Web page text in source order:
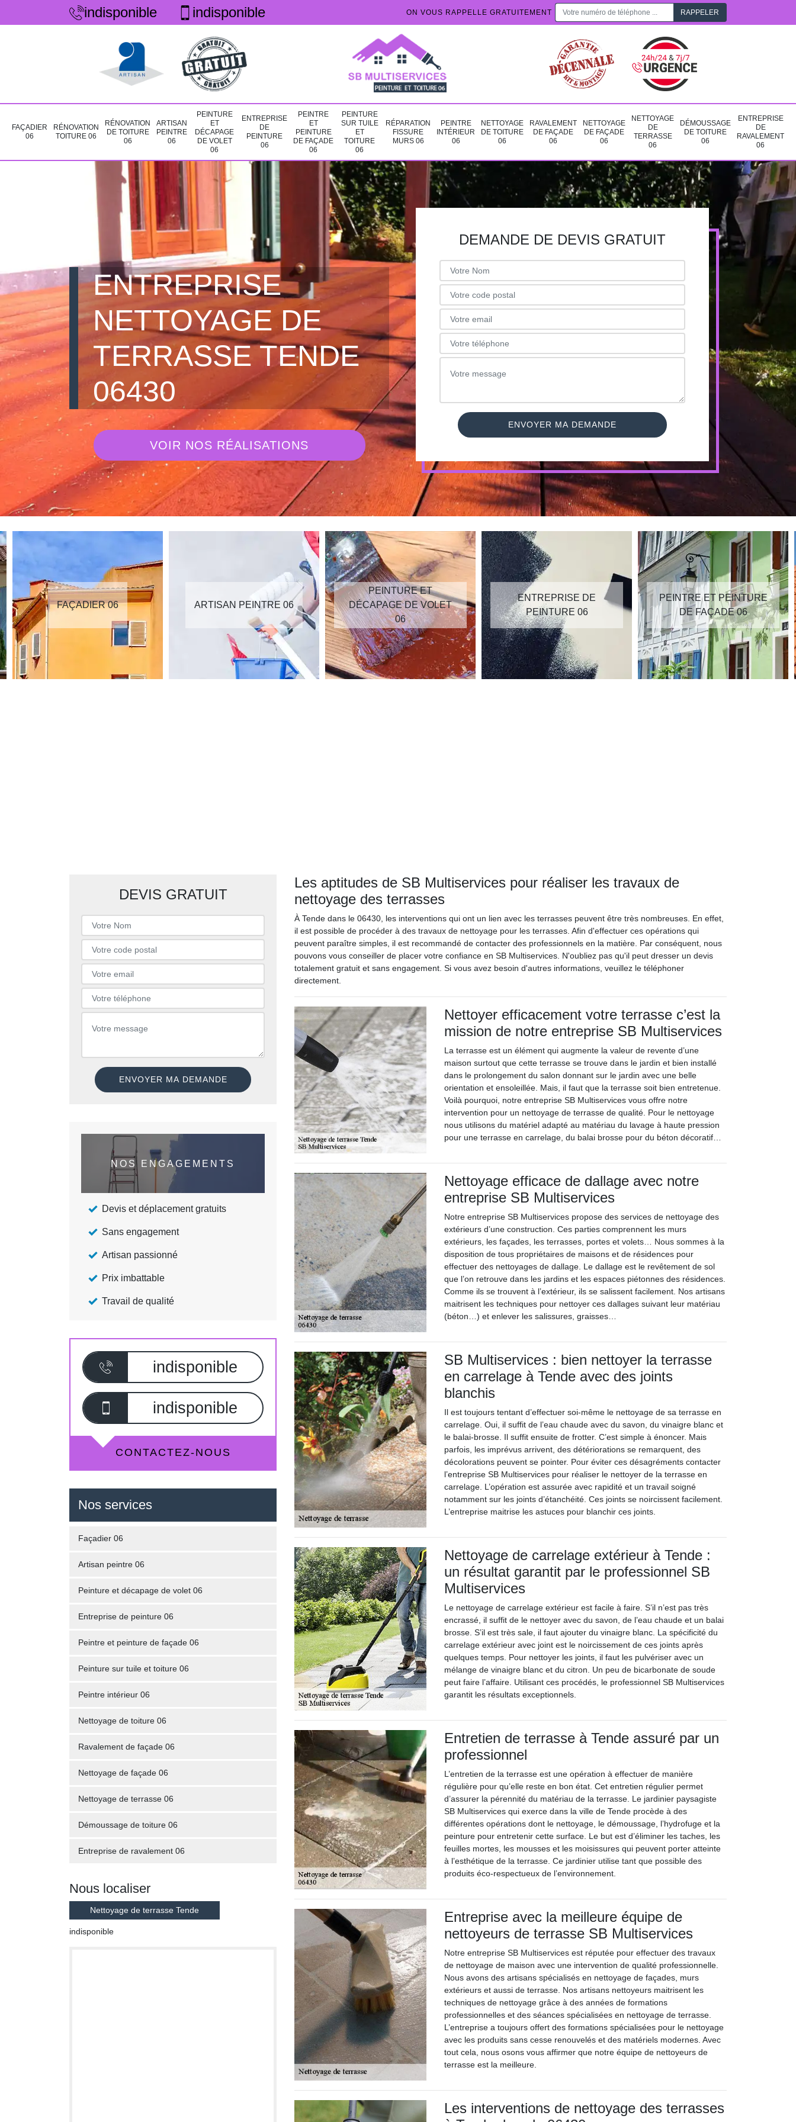
indisponible indisponible ON VOUS RAPPELLE GRATUITEMENT
FAÇADIER
06
RÉNOVATION
TOITURE 06
RÉNOVATION
DE TOITURE
06
ARTISAN
PEINTRE
06
PEINTURE
ET
DÉCAPAGE
DE VOLET
06
ENTREPRISE
DE
PEINTURE
06
PEINTRE
ET
PEINTURE
DE FAÇADE
06
PEINTURE
SUR TUILE
ET
TOITURE
06
RÉPARATION
FISSURE
MURS 06
PEINTRE
INTÉRIEUR
06
NETTOYAGE
DE TOITURE
06
RAVALEMENT
DE FAÇADE
06
NETTOYAGE
DE FAÇADE
06
NETTOYAGE
DE
TERRASSE
06
DÉMOUSSAGE
DE TOITURE
06
ENTREPRISE
DE
RAVALEMENT
06
ENTREPRISE
NETTOYAGE DE
TERRASSE TENDE
06430
VOIR NOS RÉALISATIONS
DEMANDE DE DEVIS GRATUIT
FAÇADIER 06 ARTISAN PEINTRE 06
PEINTURE ET
DÉCAPAGE DE VOLET
06
ENTREPRISE DE
PEINTURE 06
PEINTRE ET PEINTURE
DE FAÇADE 06
DEVIS GRATUIT
NOS ENGAGEMENTS
Devis et déplacement gratuits
Sans engagement
Artisan passionné
Prix imbattable
Travail de qualité
indisponible
indisponible
CONTACTEZ-NOUS
Nos services
Façadier 06
Artisan peintre 06
Peinture et décapage de volet 06
Entreprise de peinture 06
Peintre et peinture de façade 06
Peinture sur tuile et toiture 06
Peintre intérieur 06
Nettoyage de toiture 06
Ravalement de façade 06
Nettoyage de façade 06
Nettoyage de terrasse 06
Démoussage de toiture 06
Entreprise de ravalement 06
Nous localiser
Nettoyage de terrasse Tende
indisponible
Les aptitudes de SB Multiservices pour réaliser les travaux de
nettoyage des terrasses
À Tende dans le 06430, les interventions qui ont un lien avec les terrasses peuvent être très nombreuses. En effet,
il est possible de procéder à des travaux de nettoyage pour les terrasses. Afin d'effectuer ces opérations qui
peuvent paraître simples, il est recommandé de contacter des professionnels en la matière. Par conséquent, nous
pouvons vous conseiller de placer votre confiance en SB Multiservices. N'oubliez pas qu'il peut dresser un devis
totalement gratuit et sans engagement. Si vous avez besoin d'autres informations, veuillez le téléphoner
directement.
Nettoyer efficacement votre terrasse c’est la
mission de notre entreprise SB Multiservices
La terrasse est un élément qui augmente la valeur de revente d’une
maison surtout que cette terrasse se trouve dans le jardin et bien installé
dans le prolongement du salon donnant sur le jardin avec une belle
orientation et ensoleillée. Mais, il faut que la terrasse soit bien entretenue.
Voilà pourquoi, notre entreprise SB Multiservices vous offre notre
intervention pour un nettoyage de terrasse de qualité. Pour le nettoyage
nous utilisons du matériel adapté au matériau du lavage à haute pression
pour une terrasse en carrelage, du balai brosse pour du béton décoratif…
Nettoyage efficace de dallage avec notre
entreprise SB Multiservices
Notre entreprise SB Multiservices propose des services de nettoyage des
extérieurs d’une construction. Ces parties comprennent les murs
extérieurs, les façades, les terrasses, portes et volets… Nous sommes à la
disposition de tous propriétaires de maisons et de résidences pour
effectuer des nettoyages de dallage. Le dallage est le revêtement de sol
que l’on retrouve dans les jardins et les espaces piétonnes des résidences.
Comme ils se trouvent à l’extérieur, ils se salissent facilement. Nos artisans
maitrisent les techniques pour nettoyer ces dallages suivant leur matériau
(béton…) et enlever les salissures, graisses…
SB Multiservices : bien nettoyer la terrasse
en carrelage à Tende avec des joints
blanchis
Il est toujours tentant d’effectuer soi-même le nettoyage de sa terrasse en
carrelage. Oui, il suffit de l’eau chaude avec du savon, du vinaigre blanc et
le balai-brosse. Il suffit ensuite de frotter. C’est simple à énoncer. Mais
parfois, les imprévus arrivent, des détériorations se remarquent, des
décolorations peuvent se pointer. Pour éviter ces désagréments contacter
l’entreprise SB Multiservices pour réaliser le nettoyer de la terrasse en
carrelage. L’opération est assurée avec rapidité et un travail soigné
notamment sur les joints d’étanchéité. Ces joints se noircissent facilement.
L’entreprise maitrise les astuces pour blanchir ces joints.
Nettoyage de carrelage extérieur à Tende :
un résultat garantit par le professionnel SB
Multiservices
Le nettoyage de carrelage extérieur est facile à faire. S’il n’est pas très
encrassé, il suffit de le nettoyer avec du savon, de l’eau chaude et un balai
brosse. S’il est très sale, il faut ajouter du vinaigre blanc. La spécificité du
carrelage extérieur avec joint est le noircissement de ces joints après
quelques temps. Pour nettoyer les joints, il faut les pulvériser avec un
mélange de vinaigre blanc et du citron. Un peu de bicarbonate de soude
peut faire l’affaire. Utilisant ces procédés, le professionnel SB Multiservices
garantit les résultats exceptionnels.
Entretien de terrasse à Tende assuré par un
professionnel
L’entretien de la terrasse est une opération à effectuer de manière
régulière pour qu’elle reste en bon état. Cet entretien régulier permet
d’assurer la pérennité du matériau de la terrasse. Le jardinier paysagiste
SB Multiservices qui exerce dans la ville de Tende procède à des
différentes opérations dont le nettoyage, le démoussage, l’hydrofuge et la
peinture pour entretenir cette surface. Le but est d’éliminer les taches, les
feuilles mortes, les mousses et les moisissures qui peuvent porter atteinte
à l’esthétique de la terrasse. Ce jardinier utilise tant que possible des
produits éco-respectueux de l’environnement.
Entreprise avec la meilleure équipe de
nettoyeurs de terrasse SB Multiservices
Notre entreprise SB Multiservices est réputée pour effectuer des travaux
de nettoyage de maison avec une intervention de qualité professionnelle.
Nous avons des artisans spécialisés en nettoyage de façades, murs
extérieurs et aussi de terrasse. Nos artisans nettoyeurs maitrisent les
techniques de nettoyage grâce à des années de formations
professionnelles et des séances spécialisées en nettoyage de terrasse.
L’entreprise a toujours offert des formations spécialisées pour le nettoyage
avec les produits sans cesse renouvelés et des matériels modernes. Avec
tout cela, nous osons vous affirmer que notre équipe de nettoyeurs de
terrasse est la meilleure.
Les interventions de nettoyage des terrasses